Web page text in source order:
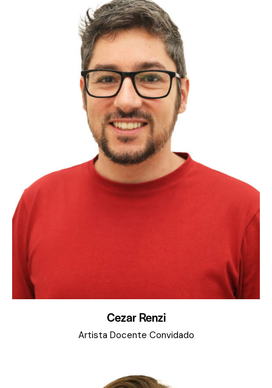
Cezar Renzi
Artista Docente Convidado